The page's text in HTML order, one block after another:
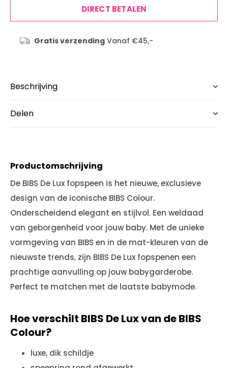
DIRECT BETALEN
Gratis verzendingVanaf €45,-
Beschrijving
Delen
Productomschrijving
De BIBS De Lux fopspeen is het nieuwe, exclusieve
design van de iconische BIBS Colour.
Onderscheidend elegant en stijlvol. Een weldaad
van geborgenheid voor jouw baby. Met de unieke
vormgeving van BIBS en in de mat-kleuren van de
nieuwste trends, zijn BIBS De Lux fopspenen een
prachtige aanvulling op jouw babygarderobe.
Perfect te matchen met de laatste babymode.
Hoe verschilt BIBS De Lux van de BIBS
Colour?
luxe, dik schildje